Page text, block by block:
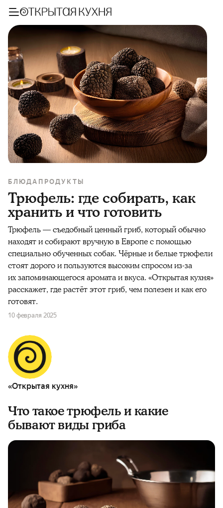
БЛЮДА ПРОДУКТЫ
Трюфель: где собирать, как
хранить и что готовить
Трюфель — съедобный ценный гриб, который обычно
находят и собирают вручную в Европе с помощью
специально обученных собак. Чёрные и белые трюфели
стоят дорого и пользуются высоким спросом из-за
их запоминающегося аромата и вкуса. «Открытая кухня»
расскажет, где растёт этот гриб, чем полезен и как его
готовят.
10 февраля 2025
«Открытая кухня»
Что такое трюфель и какие
бывают виды гриба